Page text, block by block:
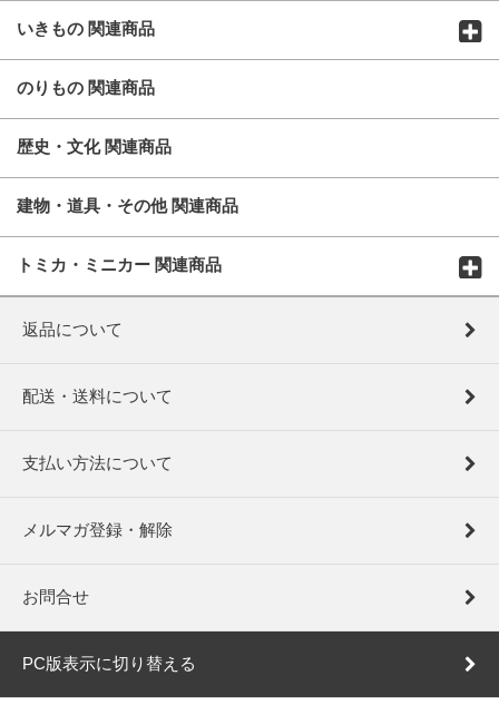
いきもの 関連商品
のりもの 関連商品
歴史・文化 関連商品
建物・道具・その他 関連商品
トミカ・ミニカー 関連商品
返品について
配送・送料について
支払い方法について
メルマガ登録・解除
お問合せ
PC版表示に切り替える